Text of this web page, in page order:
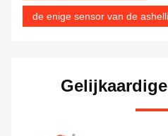
de enige sensor van de